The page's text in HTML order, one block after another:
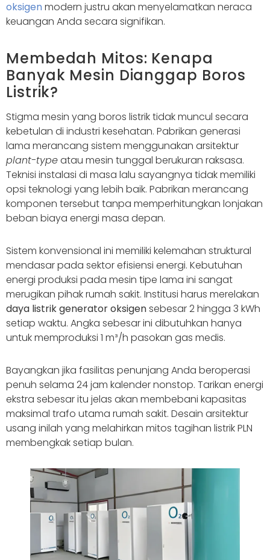
oksigenmodern justru akan menyelamatkan neraca
keuangan Anda secara signifikan.
Membedah Mitos: Kenapa
Banyak Mesin Dianggap Boros
Listrik?
Stigma mesin yang boros listrik tidak muncul secara
kebetulan di industri kesehatan. Pabrikan generasi
lama merancang sistem menggunakan arsitektur
plant-typeatau mesin tunggal berukuran raksasa.
Teknisi instalasi di masa lalu sayangnya tidak memiliki
opsi teknologi yang lebih baik. Pabrikan merancang
komponen tersebut tanpa memperhitungkan lonjakan
beban biaya energi masa depan.
Sistem konvensional ini memiliki kelemahan struktural
mendasar pada sektor efisiensi energi. Kebutuhan
energi produksi pada mesin tipe lama ini sangat
merugikan pihak rumah sakit. Institusi harus merelakan
daya listrik generator oksigensebesar 2 hingga 3 kWh
setiap waktu. Angka sebesar ini dibutuhkan hanya
untuk memproduksi 1 m³/h pasokan gas medis.
Bayangkan jika fasilitas penunjang Anda beroperasi
penuh selama 24 jam kalender nonstop. Tarikan energi
ekstra sebesar itu jelas akan membebani kapasitas
maksimal trafo utama rumah sakit. Desain arsitektur
usang inilah yang melahirkan mitos tagihan listrik PLN
membengkak setiap bulan.